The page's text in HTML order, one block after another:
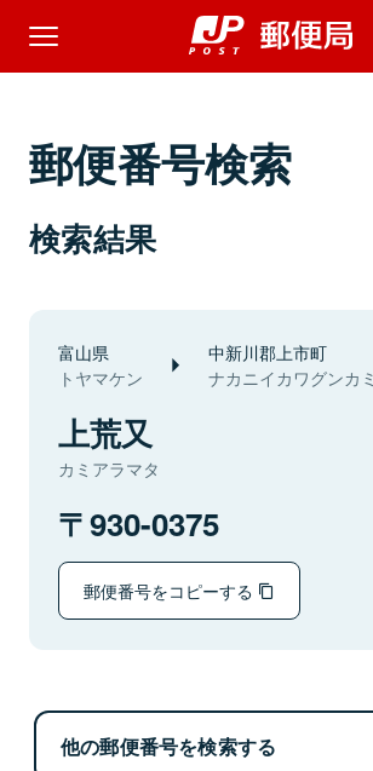
郵便番号検索
検索結果
富山県
トヤマケン
中新川郡上市町
ナカニイカワグンカ
上荒又
カミアラマタ
930-0375
郵便番号をコピーする
他の郵便番号を検索する